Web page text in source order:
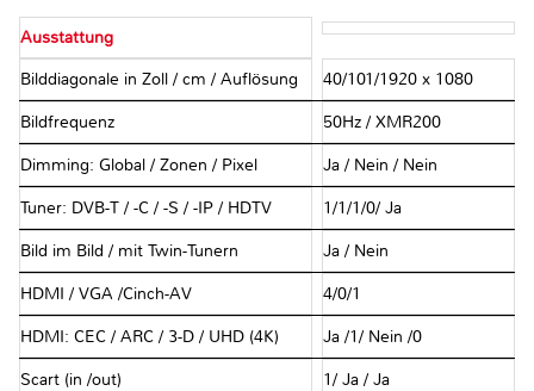
Ausstattung
Bilddiagonale in Zoll / cm / Auflösung 40/101/1920 x 1080
Bildfrequenz 50Hz / XMR200
Dimming: Global / Zonen / Pixel Ja / Nein / Nein
Tuner: DVB-T / -C / -S / -IP / HDTV 1/1/1/0/ Ja
Bild im Bild / mit Twin-Tunern Ja / Nein
HDMI / VGA /Cinch-AV 4/0/1
HDMI: CEC / ARC / 3-D / UHD (4K) Ja /1/ Nein /0
Scart (in /out) 1/ Ja / Ja